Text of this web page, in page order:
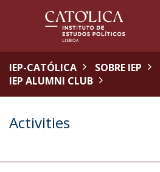
IEP-CATÓLICA SOBRE IEP
IEP ALUMNI CLUB
Activities